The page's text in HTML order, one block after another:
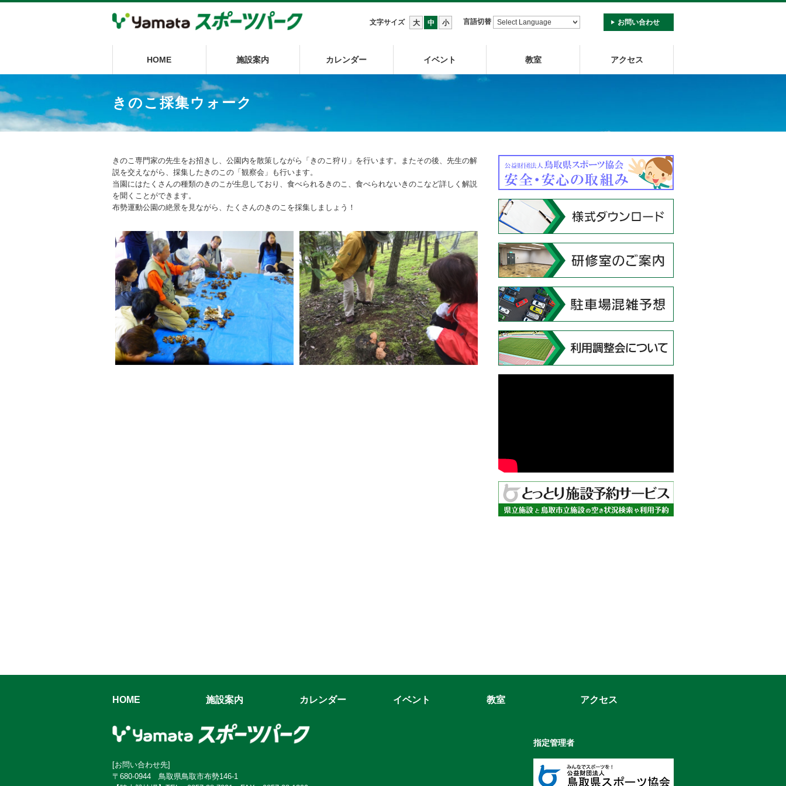
HOME 施設案内 カレンダー イベント 教室 アクセス
文字サイズ 大 中 小 言語切替 お問い合わせ
きのこ採集ウォーク
きのこ専門家の先生をお招きし、公園内を散策しながら「きのこ狩り」を行います。またその後、先生の解
説を交えながら、採集したきのこの「観察会」も行います。
当園にはたくさんの種類のきのこが生息しており、食べられるきのこ、食べられないきのこなど詳しく解説
を聞くことができます。
布勢運動公園の絶景を見ながら、たくさんのきのこを採集しましょう！
HOME 施設案内 カレンダー イベント 教室 アクセス
指定管理者
[お問い合わせ先]
〒680-0944 鳥取県鳥取市布勢146-1